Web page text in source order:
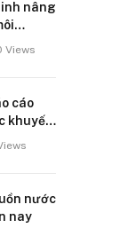
nâng
Views
cáo
khuyến
nước
nay